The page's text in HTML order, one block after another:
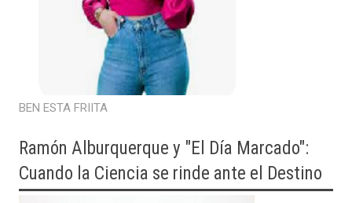
BEN ESTA FRIITA
Ramón Alburquerque y "El Día Marcado":
Cuando la Ciencia se rinde ante el Destino